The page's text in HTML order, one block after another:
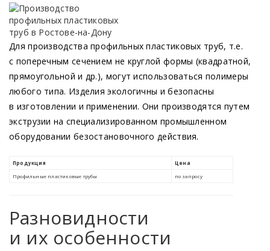
Для производства профильных пластиковых труб, т.е.
с поперечным сечением не круглой формы (квадратной,
прямоугольной и др.), могут использоваться полимеры
любого типа. Изделия экологичны и безопасны
в изготовлении и применении. Они производятся путем
экструзии на специализированном промышленном
оборудовании безостановочного действия.
Разновидности
и их особенности